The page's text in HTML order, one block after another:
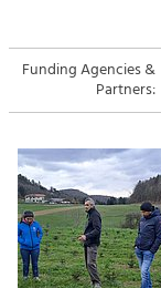
Suche
Impressum
Kontakt
Tourism
Offer
Art &
Crafts, Science
Social
Funding Agencies &
Partners: